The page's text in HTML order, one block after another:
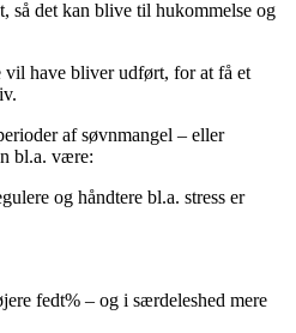
så det kan blive til hukommelse og
have bliver udført, for at få et
af søvnmangel – eller
bl.a. være:
og håndtere bl.a. stress er
fedt% – og i særdeleshed mere